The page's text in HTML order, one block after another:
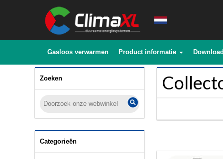
Gasloos verwarmen Product informatie
Zoeken
Categorieën